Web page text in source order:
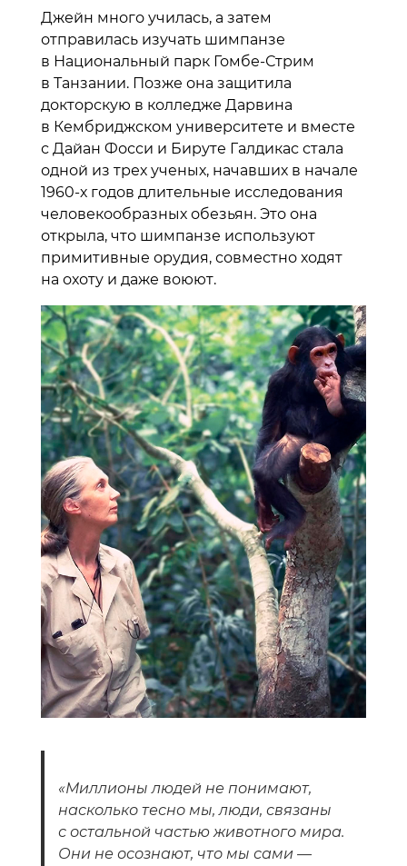
Джейн много училась, а затем
отправилась изучать шимпанзе
в Национальный парк Гомбе-Стрим
в Танзании. Позже она защитила
докторскую в колледже Дарвина
в Кембриджском университете и вместе
с Дайан Фосси и Бируте Галдикас стала
одной из трех ученых, начавших в начале
1960-х годов длительные исследования
человекообразных обезьян. Это она
открыла, что шимпанзе используют
примитивные орудия, совместно ходят
на охоту и даже воюют.
«Миллионы людей не понимают,
насколько тесно мы, люди, связаны
с остальной частью животного мира.
Они не осознают, что мы сами —